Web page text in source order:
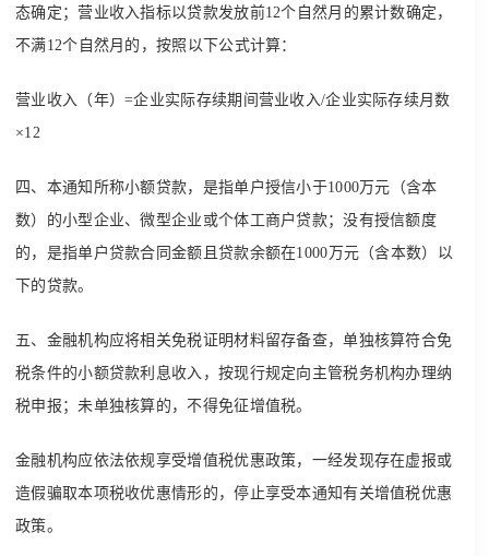
态确定；营业收入指标以贷款发放前12个自然月的累计数确定，
不满12个自然月的，按照以下公式计算：
营业收入（年）=企业实际存续期间营业收入/企业实际存续月数
×12
四、本通知所称小额贷款，是指单户授信小于1000万元（含本
数）的小型企业、微型企业或个体工商户贷款；没有授信额度
的，是指单户贷款合同金额且贷款余额在1000万元（含本数）以
下的贷款。
五、金融机构应将相关免税证明材料留存备查，单独核算符合免
税条件的小额贷款利息收入，按现行规定向主管税务机构办理纳
税申报；未单独核算的，不得免征增值税。
金融机构应依法依规享受增值税优惠政策，一经发现存在虚报或
造假骗取本项税收优惠情形的，停止享受本通知有关增值税优惠
政策。